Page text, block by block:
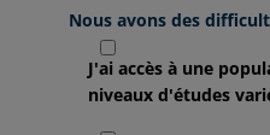
Nous avons des
J'ai accès à une
niveaux d'études